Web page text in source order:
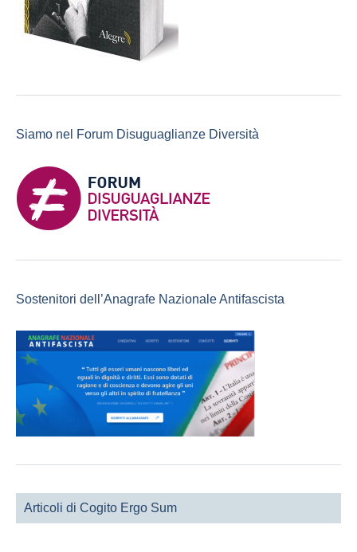
Siamo nel Forum Disuguaglianze Diversità
Sostenitori dell’Anagrafe Nazionale Antifascista
Articoli di Cogito Ergo Sum